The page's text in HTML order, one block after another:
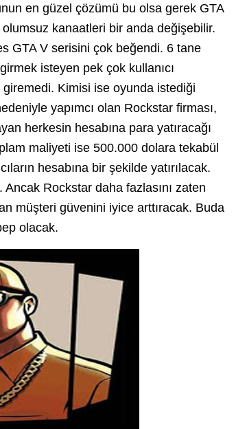
en güzel çözümü bu olsa gerek GTA
kanaatleri bir anda değişebilir.
GTA V serisini çok beğendi. 6 tane
isteyen pek çok kullanıcı
Kimisi ise oyunda istediği
yapımcı olan Rockstar firması,
herkesin hesabına para yatıracağı
maliyeti ise 500.000 dolara tekabül
hesabına bir şekilde yatırılacak.
Rockstar daha fazlasını zaten
müşteri güvenini iyice arttıracak. Buda
olacak.